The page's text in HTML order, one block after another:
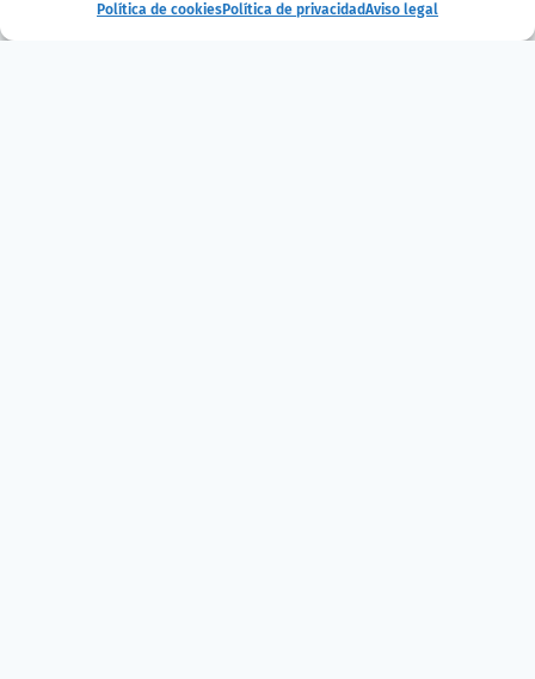
Política de cookiesPolítica de privacidadAviso legal
¡Compártelo!